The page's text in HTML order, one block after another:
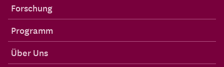
Forschung
Programm
Über Uns